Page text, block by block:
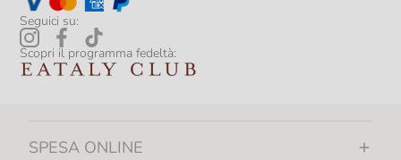
Seguici su:
Scopri il programma fedeltà:
SPESA ONLINE